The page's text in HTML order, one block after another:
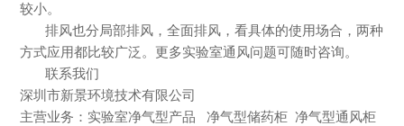
较小。
排风也分局部排风，全面排风，看具体的使用场合，两种
方式应用都比较广泛。更多实验室通风问题可随时咨询。
联系我们
深圳市新景环境技术有限公司
主营业务：实验室净气型产品
净气型储药柜 净气型通风柜